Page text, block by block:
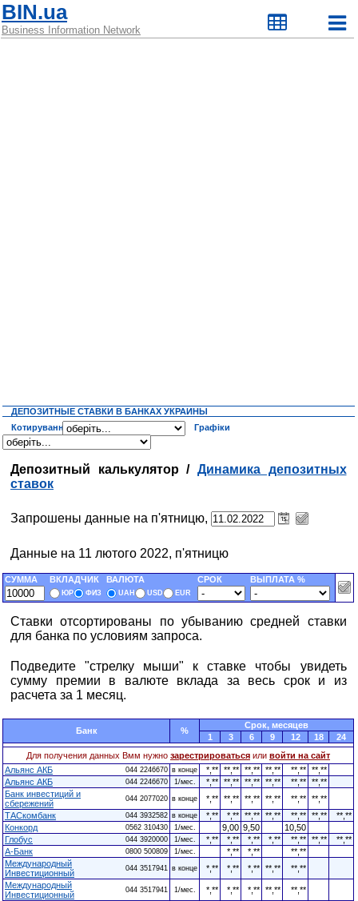
BIN.ua
Business Information Network
ДЕПОЗИТНЫЕ СТАВКИ В БАНКАХ УКРАИНЫ
Котирування
Графіки
Депозитный калькулятор / Динамика депозитных
ставок
Запрошены данные на п'ятницю,
Данные на 11 лютого 2022, п'ятницю
СУММА ВКЛАДЧИК ВАЛЮТА СРОК ВЫПЛАТА %
ЮР ФИЗ UAH USD EUR
Ставки отсортированы по убыванию средней ставки
для банка по условиям запроса.
Подведите "стрелку мыши" к ставке чтобы увидеть
сумму премии в валюте вклада за весь срок и из
расчета за 1 месяц.
Банк %
Cрок, месяцев
1
3 6 9 12 18
24
Для получения данных Вмм нужно зарестрироваться или войти на сайт
Альянс АКБ
044 2246670 в конце *,** **,** **,** **,** **,** **,**
Альянс АКБ
044 2246670 1/мес. *,** **,** **,** **,** **,** **,**
Банк инвестиций и
сбережений
044 2077020 в конце *,** **,** **,** **,** **,** **,**
ТАСкомбанк
044 3932582 в конце *,** *,** **,** **,** **,** **,**
**,**
Конкорд
0562 310430 1/мес. 9,00 9,50
10,50
Глобус
044 3920000 1/мес. *,** *,** *,** *,** **,** **,**
**,**
А-Банк
0800 500809 1/мес. *,** *,**
**,**
Международный
Инвестиционный
044 3517941 в конце *,** *,** *,** **,**
**,**
Международный
Инвестиционный
044 3517941 1/мес. *,** *,** *,** **,**
**,**